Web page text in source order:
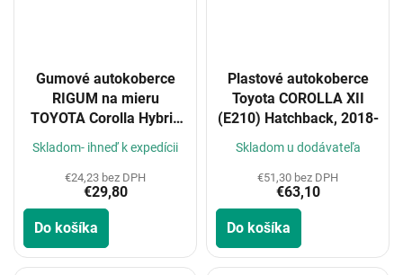
Gumové autokoberce
RIGUM na mieru
TOYOTA Corolla Hybrid
19-
Skladom- ihneď k expedícii
€24,23 bez DPH
€29,80
Do košíka
Plastové autokoberce
Toyota COROLLA XII
(E210) Hatchback, 2018-
Skladom u dodávateľa
€51,30 bez DPH
€63,10
Do košíka